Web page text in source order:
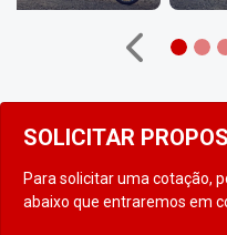
SOLICITAR
Para solicitar uma cotação,
abaixo que entraremos em
Anterior